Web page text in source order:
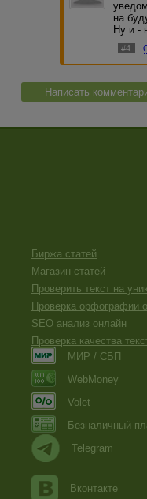
на
Ну и -
#4
Написать
Биржа статей
Магазин статей
Проверить текст на
Проверка орфографии
SEO анализ онлайн
Проверка качества
МИР / СБП
WebMoney
Volet
Безналичный
Telegram
Вконтакте